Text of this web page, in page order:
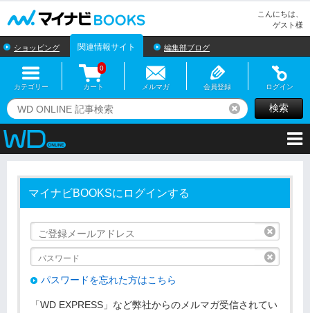
こんにちは、
ゲスト様
ショッピング 関連情報サイト 編集部ブログ
カテゴリー カート
0
メルマガ 会員登録 ログイン
リセット検索
マイナビBOOKSにログインする
パスワードを忘れた方はこちら
「WD EXPRESS」など弊社からのメルマガ受信されてい